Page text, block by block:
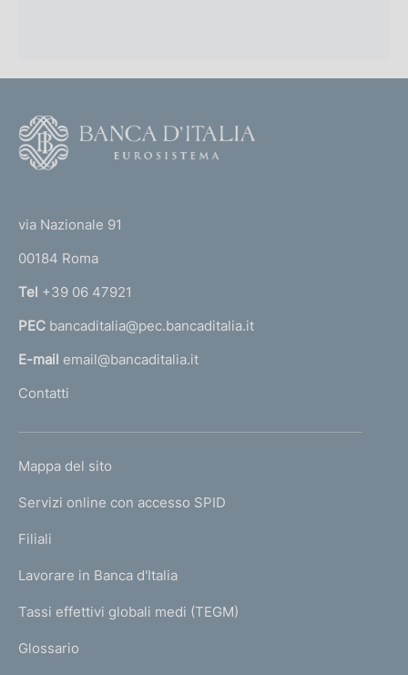
r
n
a
l
'
m
e
a
g
via Nazionale 91
00184 Roma
Tel +39 06 47921
PEC bancaditalia@pec.bancaditalia.it
E-mail email@bancaditalia.it
Contatti
L
N
K
T
I
I
Mappa del sito
Servizi online con accesso SPID
Filiali
Lavorare in Banca d'Italia
Tassi effettivi globali medi (TEGM)
Glossario